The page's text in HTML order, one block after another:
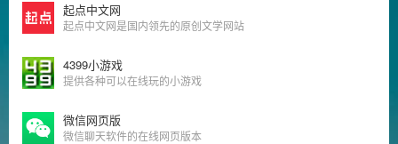
起点中文网
起点中文网是国内领先的原创文学网站
4399小游戏
提供各种可以在线玩的小游戏
微信网页版
微信聊天软件的在线网页版本